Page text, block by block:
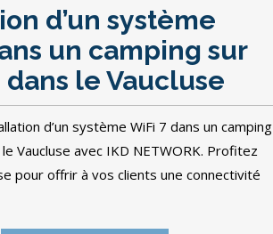
d’un système
un camping sur
le Vaucluse
d’un système WiFi 7 dans un camping
Vaucluse avec IKD NETWORK. Profitez
pour offrir à vos clients une connectivité